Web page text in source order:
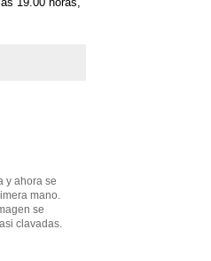
y ahora se
mano.
se
clavadas.